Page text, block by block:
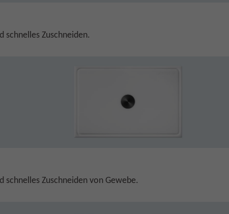
schnelles Zuschneiden.
Zuschneiden von Gewebe.